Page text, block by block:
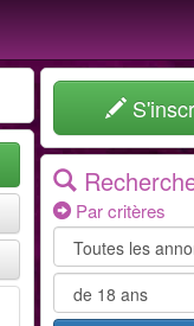
Par critères